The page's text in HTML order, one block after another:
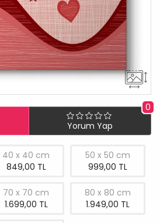
0
Yorum Yap
40 x 40 cm
849,00 TL
50 x 50 cm
999,00 TL
70 x 70 cm
1.699,00 TL
80 x 80 cm
1.949,00 TL